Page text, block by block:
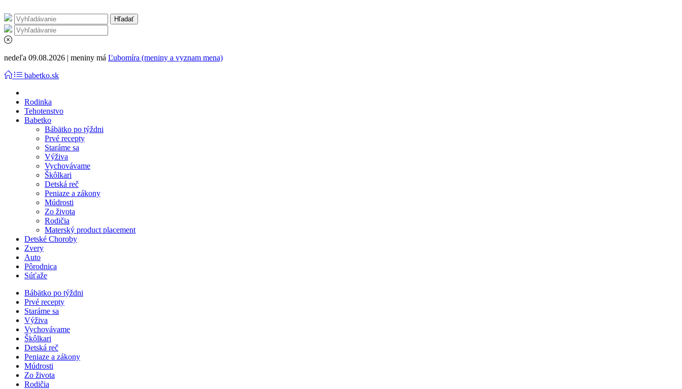
nedeľa 09.08.2026 | meniny má Ľubomíra (meniny a vyznam mena)
babetko.sk
Rodinka
Tehotenstvo
Babetko
Bábätko po týždni
Prvé recepty
Staráme sa
Výživa
Vychovávame
Škôlkari
Detská reč
Peniaze a zákony
Múdrosti
Zo života
Rodičia
Materský product placement
Detské Choroby
Zvery
Auto
Pôrodnica
Súťaže
Bábätko po týždni
Prvé recepty
Staráme sa
Výživa
Vychovávame
Škôlkari
Detská reč
Peniaze a zákony
Múdrosti
Zo života
Rodičia